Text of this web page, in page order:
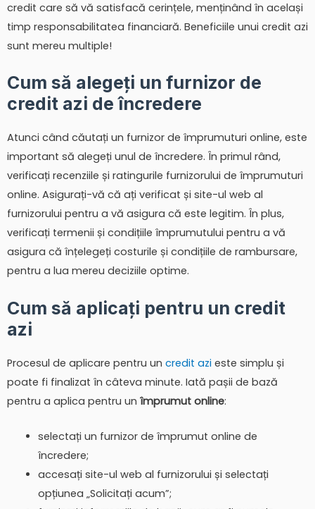
credit care să vă satisfacă cerințele, menținând în același
timp responsabilitatea financiară. Beneficiile unui credit azi
sunt mereu multiple!
Cum să alegeți un furnizor de
credit azi de încredere
Atunci când căutați un furnizor de împrumuturi online, este
important să alegeți unul de încredere. În primul rând,
verificați recenziile și ratingurile furnizorului de împrumuturi
online. Asigurați-vă că ați verificat și site-ul web al
furnizorului pentru a vă asigura că este legitim. În plus,
verificați termenii și condițiile împrumutului pentru a vă
asigura că înțelegeți costurile și condițiile de rambursare,
pentru a lua mereu deciziile optime.
Cum să aplicați pentru un credit
azi
Procesul de aplicare pentru un credit azi este simplu și
poate fi finalizat în câteva minute. Iată pașii de bază
pentru a aplica pentru un împrumut online:
selectați un furnizor de împrumut online de
încredere;
accesați site-ul web al furnizorului și selectați
opțiunea „Solicitați acum”;